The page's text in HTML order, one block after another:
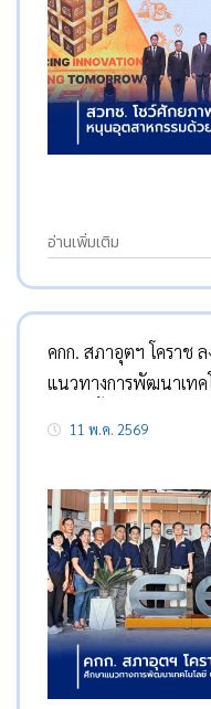
อ่านเพิ่มเติม
คกก. สภาอุตฯ โคราช
แนวทางการพัฒนาเทค
11 พ.ค. 2569